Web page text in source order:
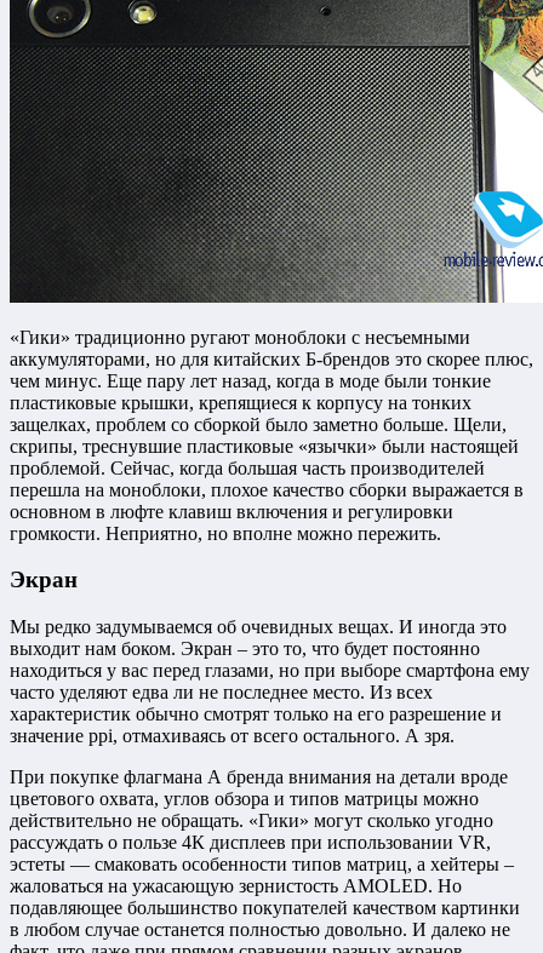
«Гики» традиционно ругают моноблоки с несъемными
аккумуляторами, но для китайских Б-брендов это скорее плюс,
чем минус. Еще пару лет назад, когда в моде были тонкие
пластиковые крышки, крепящиеся к корпусу на тонких
защелках, проблем со сборкой было заметно больше. Щели,
скрипы, треснувшие пластиковые «язычки» были настоящей
проблемой. Сейчас, когда большая часть производителей
перешла на моноблоки, плохое качество сборки выражается в
основном в люфте клавиш включения и регулировки
громкости. Неприятно, но вполне можно пережить.
Экран
Мы редко задумываемся об очевидных вещах. И иногда это
выходит нам боком. Экран – это то, что будет постоянно
находиться у вас перед глазами, но при выборе смартфона ему
часто уделяют едва ли не последнее место. Из всех
характеристик обычно смотрят только на его разрешение и
значение ppi, отмахиваясь от всего остального. А зря.
При покупке флагмана А бренда внимания на детали вроде
цветового охвата, углов обзора и типов матрицы можно
действительно не обращать. «Гики» могут сколько угодно
рассуждать о пользе 4К дисплеев при использовании VR,
эстеты — смаковать особенности типов матриц, а хейтеры –
жаловаться на ужасающую зернистость AMOLED. Но
подавляющее большинство покупателей качеством картинки
в любом случае останется полностью довольно. И далеко не